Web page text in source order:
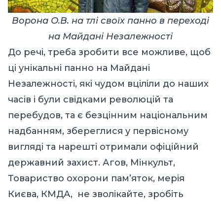
Ворона О.В. на тлі своїх панно в переході
на Майдані Незалежності
До речі, треба зробити все можливе, щоб
ці унікальні панно на Майдані
Незалежності, які чудом вціліли до наших
часів і були свідками революцій та
перебудов, та є безцінним національним
надбанням, збереглися у первісному
вигляді та нарешті отримали офіційний
державний захист. Агов, Мінкульт,
Товариство охорони пам’яток, мерія
Києва, КМДА, не зволікайте, зробіть